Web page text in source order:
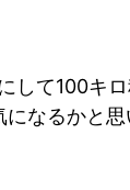
て100キ
になるかと思